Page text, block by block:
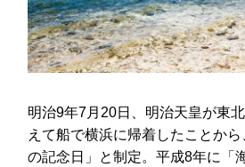
明治9年7月20日、明治天皇が東
えて船で横浜に帰着したことか
の記念日」と制定。平成8年に「